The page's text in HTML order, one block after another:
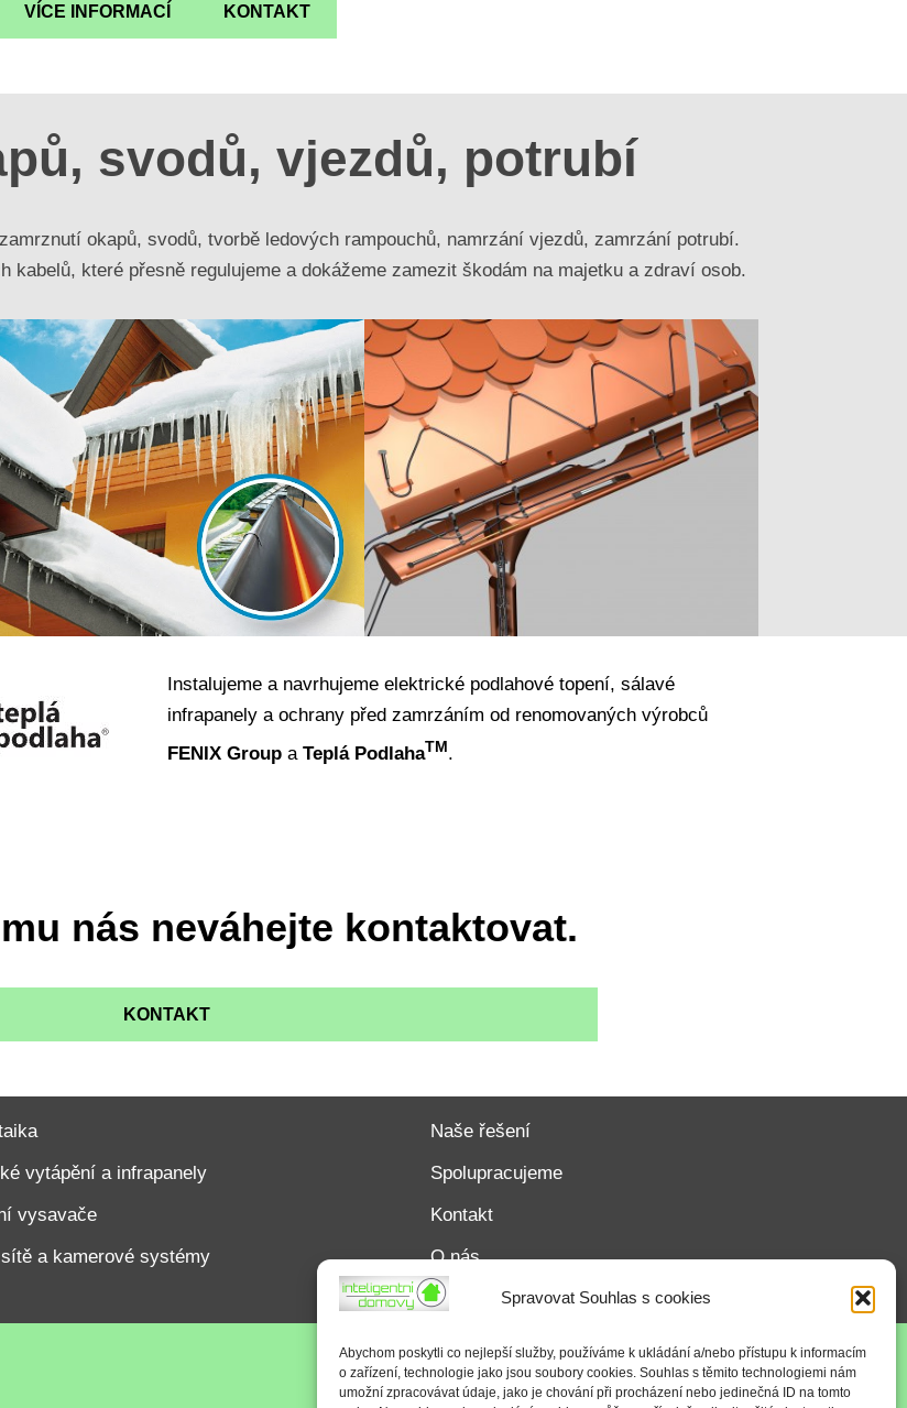
Spravovat Souhlas s cookies
Abychom poskytli co nejlepší služby, používáme k ukládání a/nebo přístupu k informacím
o zařízení, technologie jako jsou soubory cookies. Souhlas s těmito technologiemi nám
umožní zpracovávat údaje, jako je chování při procházení nebo jedinečná ID na tomto
VÍCE INFORMACÍ KONTAKT
svodů, vjezdů, potrubí
okapů, svodů, tvorbě ledových rampouchů, namrzání vjezdů, zamrzání potrubí.
kabelů, které přesně regulujeme a dokážeme zamezit škodám na majetku a zdraví osob.
Instalujeme a navrhujeme elektrické podlahové topení, sálavé
infrapanely a ochrany před zamrzáním od renomovaných výrobců
FENIX Group a Teplá PodlahaTM.
nás neváhejte kontaktovat.
KONTAKT
vytápění a infrapanely
vysavače
a kamerové systémy
Naše řešení
Spolupracujeme
Kontakt
O nás
Zásady cookies (EU)